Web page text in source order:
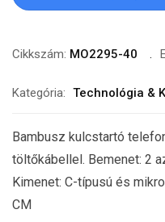
Cikkszám: MO2295-40
Kategória: Technológia &
Bambusz kulcstartó
töltőkábellel. Bemenet: 2
Kimenet: C-típusú és
CM